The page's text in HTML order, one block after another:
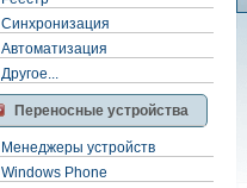
Синхронизация
Автоматизация
Другое...
Переносные устройства
Менеджеры устройств
Windows Phone